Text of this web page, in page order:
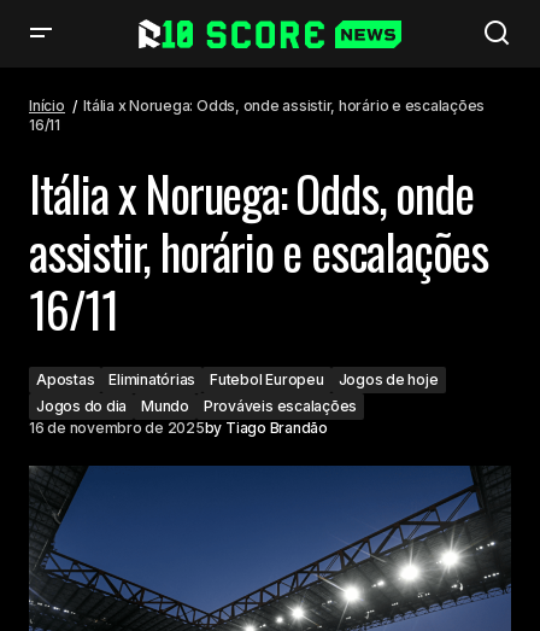
Início
Itália x Noruega: Odds, onde assistir, horário e escalações
16/11
Itália x Noruega: Odds, onde
assistir, horário e escalações
16/11
Apostas Eliminatórias Futebol Europeu
Jogos de hoje
Jogos do dia
Mundo
Prováveis escalações
16 de novembro de 2025by Tiago Brandão